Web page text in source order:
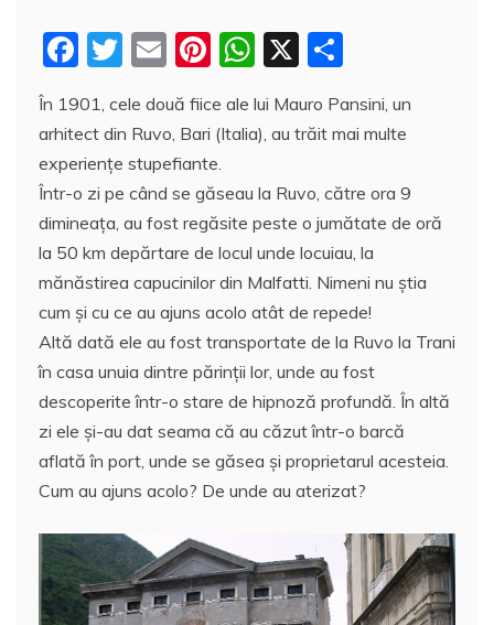
F
c
e
b
o
o
k
T
itt
er
E
ai
l
Pi
er
e
st
W
at
s
A
p
p
X
rt
aj
e
a
z
ă
În 1901, cele două fiice ale lui Mauro Pansini, un
arhitect din Ruvo, Bari (Italia), au trăit mai multe
experienţe stupefiante.
Într-o zi pe când se găseau la Ruvo, către ora 9
dimineaţa, au fost regăsite peste o jumătate de oră
la 50 km depărtare de locul unde locuiau, la
mănăstirea capucinilor din Malfatti. Nimeni nu ştia
cum şi cu ce au ajuns acolo atât de repede!
Altă dată ele au fost transportate de la Ruvo la Trani
în casa unuia dintre părinţii lor, unde au fost
descoperite într-o stare de hipnoză profundă. În altă
zi ele şi-au dat seama că au căzut într-o barcă
aflată în port, unde se găsea şi proprietarul acesteia.
Cum au ajuns acolo? De unde au aterizat?